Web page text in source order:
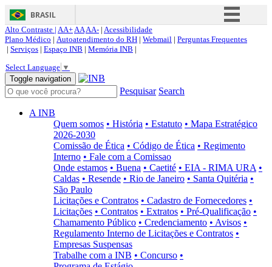
BRASIL
Simplifique!
Acesso à informação
Canais
Alto Contraste | AA+AAAA- | Acessibilidade
Plano Médico | Autoatendimento do RH | Webmail | Perguntas Frequentes
| Serviços | Espaço INB | Memória INB |
Select Language ▼
Toggle navigation
Pesquisar Search
A INB
Quem somos • História • Estatuto • Mapa Estratégico
2026-2030
Comissão de Ética • Código de Ética • Regimento
Interno • Fale com a Comissao
Onde estamos • Buena • Caetité • EIA - RIMA URA •
Caldas • Resende • Rio de Janeiro • Santa Quitéria •
São Paulo
Licitações e Contratos • Cadastro de Fornecedores •
Licitações • Contratos • Extratos • Pré-Qualificação •
Chamamento Público • Credenciamento • Avisos •
Regulamento Interno de Licitações e Contratos •
Empresas Suspensas
Trabalhe com a INB • Concurso •